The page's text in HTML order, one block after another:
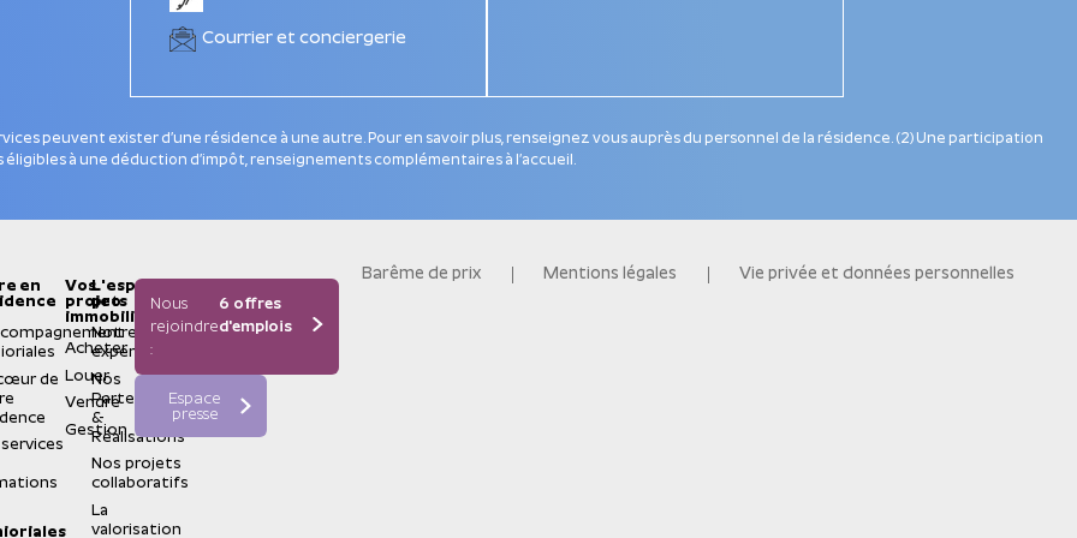
Courrier et conciergerie
peuvent exister d’une résidence à une autre. Pour en savoir plus, renseignez vous auprès du personnel de la résidence. (2) Une participation
à une déduction d’impôt, renseignements complémentaires à l’accueil.
en
de
Vos
projets
immobiliers
Acheter
Louer
Vendre
Gestion
L'espace
pro
Notre
expertise
Nos
Partenaires
&
Réalisations
Nos projets
collaboratifs
La
valorisation
Nous
rejoindre
:
6 offres
d'emplois
Espace
presse
Barême de prix Mentions légales Vie privée et données personnelles